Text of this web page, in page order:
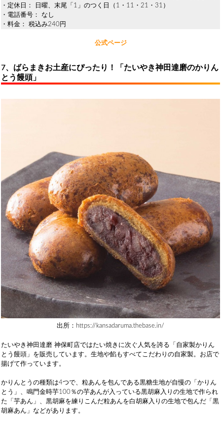
・定休日： 日曜、末尾「1」のつく日（1・11・21・31）
・電話番号： なし
・料金： 税込み240円
公式ページ
7、ばらまきお土産にぴったり！「たいやき神田達磨のかりん
とう饅頭」
出所：https://kansadaruma.thebase.in/
たいやき神田達磨 神保町店ではたい焼きに次ぐ人気を誇る「自家製かりん
とう饅頭」を販売しています。生地や餡もすべてこだわりの自家製。お店で
揚げて作っています。
かりんとうの種類は4つで、粒あんを包んである黒糖生地が自慢の「かりん
とう」、鳴門金時芋100％の芋あんが入っている黒胡麻入りの生地で作られ
た「芋あん」、黒胡麻を練りこんだ粒あんを白胡麻入りの生地で包んだ「黒
胡麻あん」などがあります。